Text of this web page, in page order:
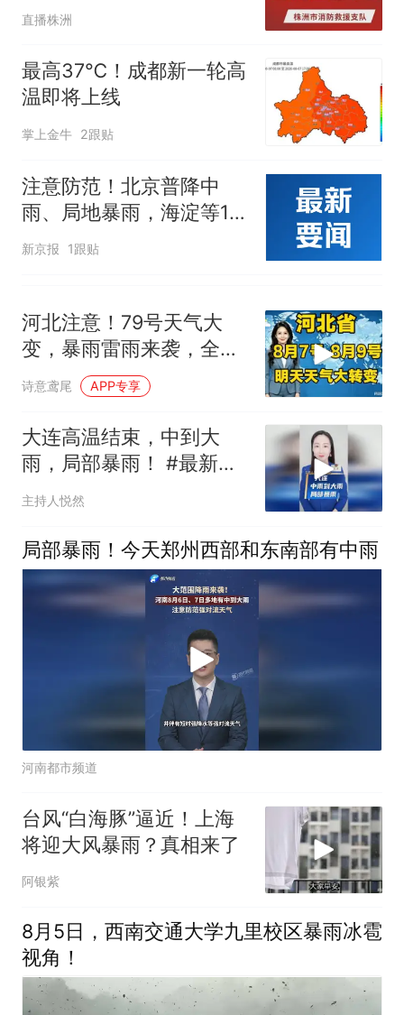
程！
直播株洲
最高37℃！成都新一轮高
温即将上线
掌上金牛 2跟贴
注意防范！北京普降中
雨、局地暴雨，海淀等10
区还将有明显降雨
新京报 1跟贴
河北注意！79号天气大
变，暴雨雷雨来袭，全省
老乡留心！
诗意鸢尾 APP专享
大连高温结束，中到大
雨，局部暴雨！ #最新天
气预报#大连天气
主持人悦然
局部暴雨！今天郑州西部和东南部有中雨
河南都市频道
台风“白海豚”逼近！上海
将迎大风暴雨？真相来了
阿银紫
8月5日，西南交通大学九里校区暴雨冰雹
视角！